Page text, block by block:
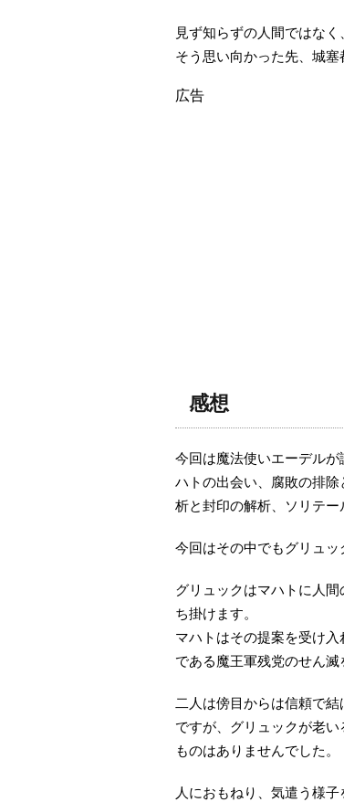
見ず知らずの人間ではな
そう思い向かった先、城
広告
感想
今回は魔法使いエーデル
ハトの出会い、腐敗の排
析と封印の解析、ソリテー
今回はその中でもグリュッ
グリュックはマハトに人
ち掛けます。
マハトはその提案を受け
である魔王軍残党のせん滅
二人は傍目からは信頼で結
ですが、グリュックが老
ものはありませんでした。
人におもねり、気遣う様